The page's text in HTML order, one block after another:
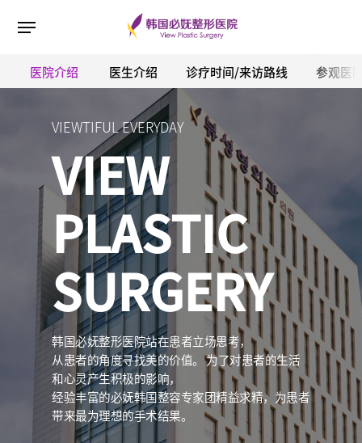
ESC 버튼을 누르면 검색창을 닫을 수 있습니다.
医院介绍 医生介绍 诊疗时间/来访路线 参观医
VIEWTIFUL EVERYDAY
VIEW
PLASTIC
SURGERY
韩国必妩整形医院站在患者立场思考，
从患者的角度寻找美的价值。 为了对患者的生活
和心灵产生积极的影响，
经验丰富的必妩韩国整容专家团精益求精， 为患者
带来最为理想的手术结果。